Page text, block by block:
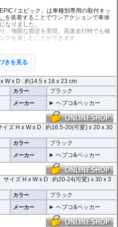
/ エピック」は車種別専用の取付キッ
を装着することでワンアクションで車体
なりました。
、強固な固定を実現。高速走行時でも確
グを楽しむことができます。
を起こしにくく、また高いホールド性能
いただけます (メーカー推奨最大速度 : 13
ーライニングを装備。 (完全防水を保証す
備。
便利なベルクロベルトを装備。
ナー付きのポケットを装備。※EPIC3,EP
を高めるリフレクター仕様。
へのロックなど様々なセキュリティオプ
バッグに入れたままでの操作が可能で、
便利です。
に合わせてお選び頂けます。
MultiBASIC」が必要です
きを見る
x D : 約14.5 x 18 x 23 cm
カラー ブラック
メーカー ヘプコ&ベッカー
ズ H x W x D : 約16.5-20(可変) x 20 x 30
カラー ブラック
メーカー ヘプコ&ベッカー
イズ H x W x D : 約20-24(可変) x 30 x 3
カラー ブラック
メーカー ヘプコ&ベッカー